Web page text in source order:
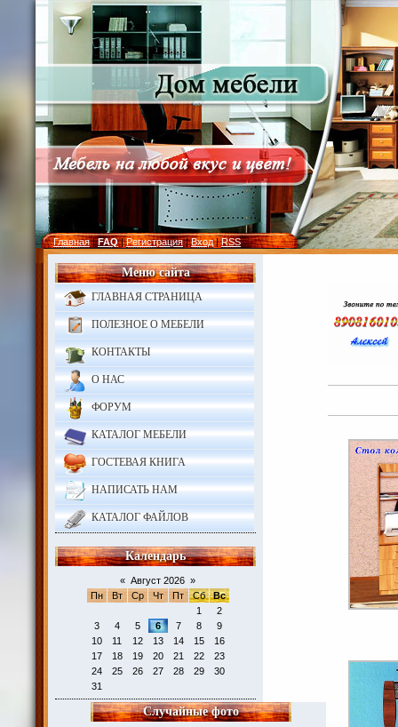
Главная|FAQ|Регистрация|Вход|RSS
Меню сайта
ГЛАВНАЯ СТРАНИЦА
ПОЛЕЗНОЕ О МЕБЕЛИ
КОНТАКТЫ
О НАС
ФОРУМ
КАТАЛОГ МЕБЕЛИ
ГОСТЕВАЯ КНИГА
НАПИСАТЬ НАМ
КАТАЛОГ ФАЙЛОВ
Календарь
« Август 2026 »
Пн
Вт Ср Чт Пт Сб
Вс
1
2
3
4 5 6 7 8
9
10
11 12 13 14 15
16
17
18 19 20 21 22
23
24
25 26 27 28 29
30
31
Случайные фото